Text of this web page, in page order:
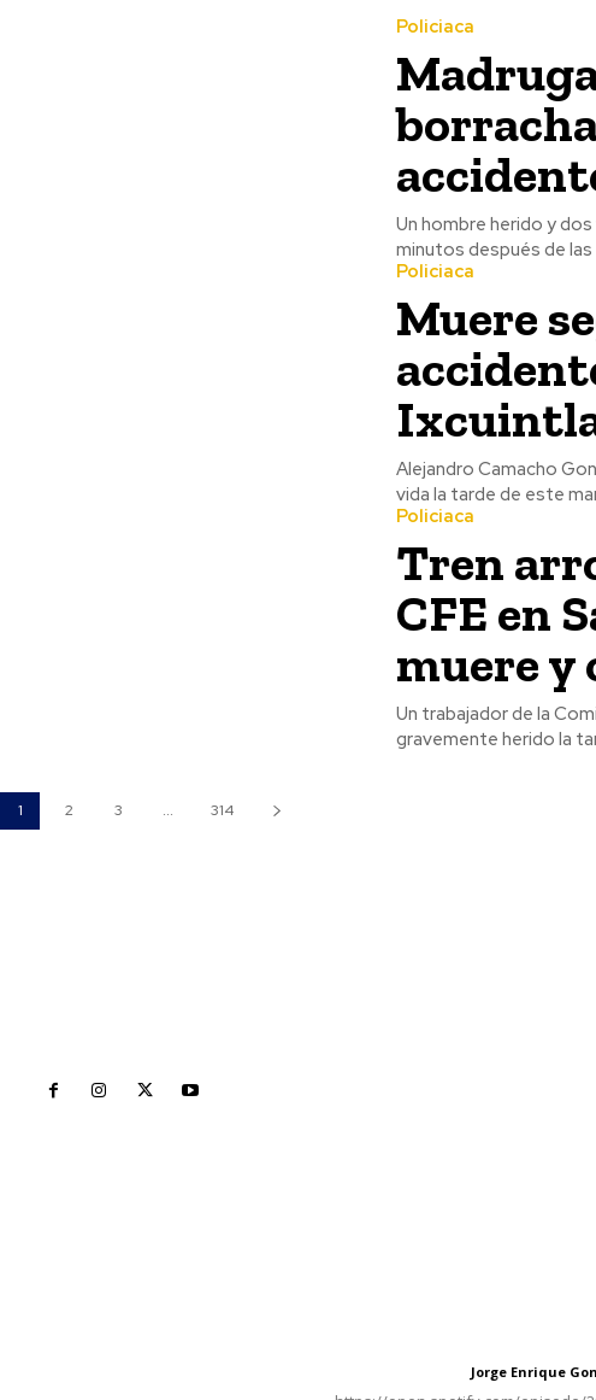
Policiaca
Un hombre herido y
minutos después de las
Policiaca
Muere
Alejandro Camacho
vida la tarde de este
Policiaca
Tren
CFE en
muere y
Un trabajador de la
gravemente herido la
1 2 3 ... 314
Jorge Enrique